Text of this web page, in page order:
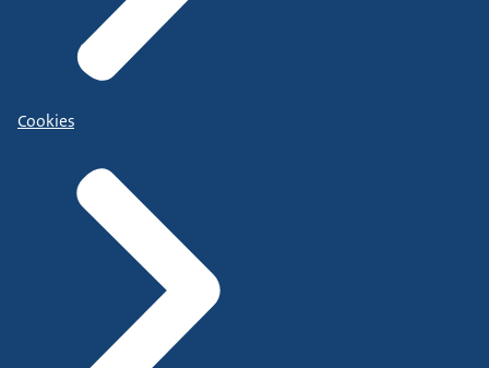
Cookies